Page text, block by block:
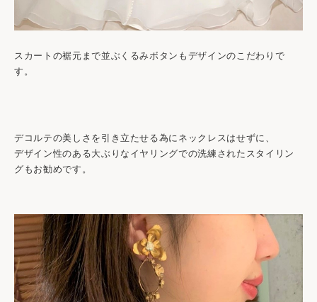
スカートの裾元まで並ぶくるみボタンもデザインのこだわりで
す。
デコルテの美しさを引き立たせる為にネックレスはせずに、
デザイン性のある大ぶりなイヤリングでの洗練されたスタイリン
グもお勧めです。